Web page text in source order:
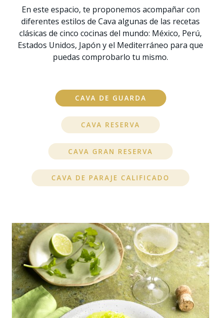
En este espacio, te proponemos acompañar con
diferentes estilos de Cava algunas de las recetas
clásicas de cinco cocinas del mundo: México, Perú,
Estados Unidos, Japón y el Mediterráneo para que
puedas comprobarlo tu mismo.
CAVA DE GUARDA
CAVA RESERVA
CAVA GRAN RESERVA
CAVA DE PARAJE CALIFICADO